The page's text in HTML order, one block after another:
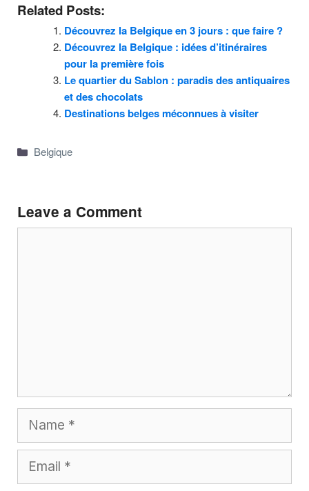
Related Posts:
Découvrez la Belgique en 3 jours : que faire ?
Découvrez la Belgique : idées d’itinéraires
pour la première fois
Le quartier du Sablon : paradis des antiquaires
et des chocolats
Destinations belges méconnues à visiter
Categories
Belgique
Leave a Comment